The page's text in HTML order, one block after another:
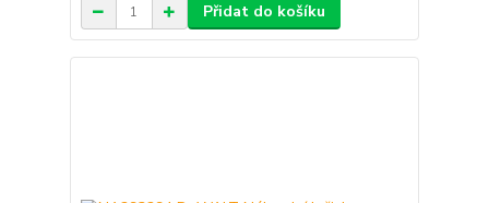
Přidat do košíku